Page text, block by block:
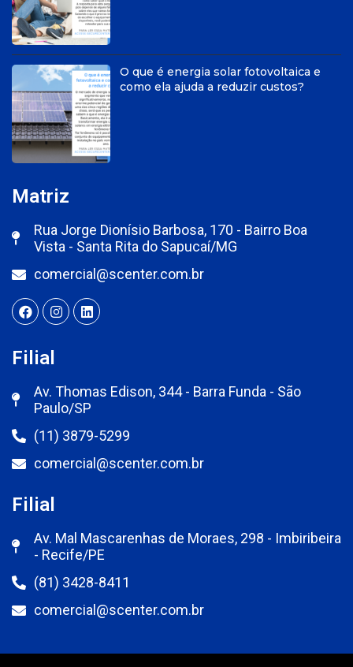
O que é energia solar fotovoltaica e
como ela ajuda a reduzir custos?
Matriz
Rua Jorge Dionísio Barbosa, 170 - Bairro Boa
Vista - Santa Rita do Sapucaí/MG
comercial@scenter.com.br
Filial
Av. Thomas Edison, 344 - Barra Funda - São
Paulo/SP
(11) 3879-5299
comercial@scenter.com.br
Filial
Av. Mal Mascarenhas de Moraes, 298 - Imbiribeira
- Recife/PE
(81) 3428-8411
comercial@scenter.com.br